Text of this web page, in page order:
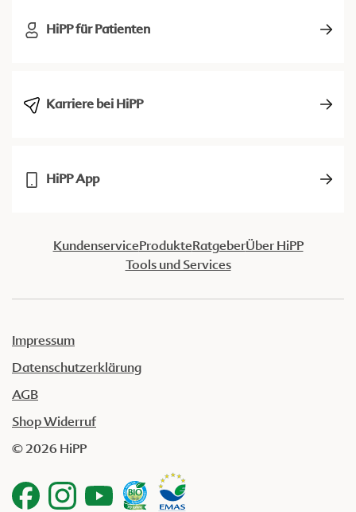
HiPP für Patienten
Karriere bei HiPP
HiPP App
KundenserviceProdukteRatgeberÜber HiPP
Tools und Services
Impressum
Datenschutzerklärung
AGB
Shop Widerruf
© 2026 HiPP